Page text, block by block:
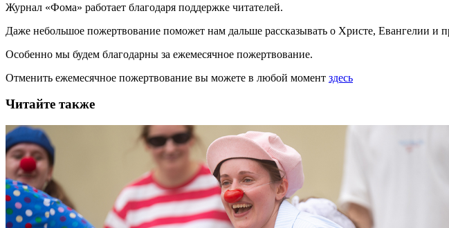
Журнал «Фома» работает благодаря поддержке читателей.
Даже небольшое пожертвование поможет нам дальше рассказывать о Христе, Евангелии и
Особенно мы будем благодарны за ежемесячное пожертвование.
Отменить ежемесячное пожертвование вы можете в любой момент здесь
Читайте также